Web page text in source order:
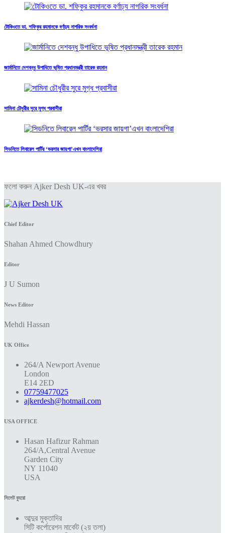
টোকিওতে ডা. শফিকুর রহমানকে বর্ণাঢ্য নাগরিক সংবর্ধনা
জার্মানিতে দেশবন্ধু উপাধিতে ভূষিত প্রধানমন্ত্রী তারেক রহমান
সামিনা চৌধুরীর সুরে মুগ্ধ প্রবাসীরা
সিডনিতে লিবারেল পার্টির ‘ভরসার জায়গা’এখন বাংলাদেশিরা
ফলো করুন Ajker Desh UK-এর খবর
Chief Editor
Shahan Ahmed Chowdhury
Editor
J U Sumon
News Editor
Mehdi Hassan
UK Office
264/A Newport Avenue
London
E14 2ED
07759477025
ajkerdesh@hotmail.com
USA OFFICE
Hasan Hafizur Rahman
264/A,Central Avenue
Garden City
NY 11040
USA
সিলেট ব্যুরো
আব্দুর মুক্তাদির
সিটি কর্পোরেশন মার্কেট (২য় তলা)